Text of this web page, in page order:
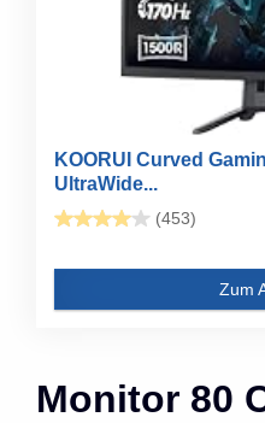
KOORUI Curved
UltraWide...
(453)
Zum
Monitor 80